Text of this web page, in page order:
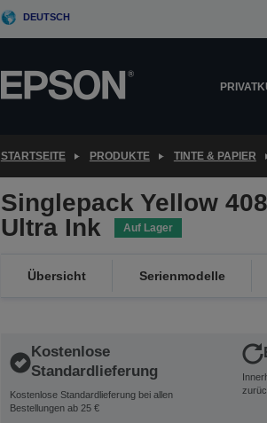
DEUTSCH
STARTSEITE PRODUKTE TINTE & PAPIER
Singlepack Yellow
Ultra Ink
Auf Lager
Übersicht Serienmodelle
Kostenlose
Standardlieferung
Kostenlose Standardlieferung bei allen
Bestellungen ab 25 €